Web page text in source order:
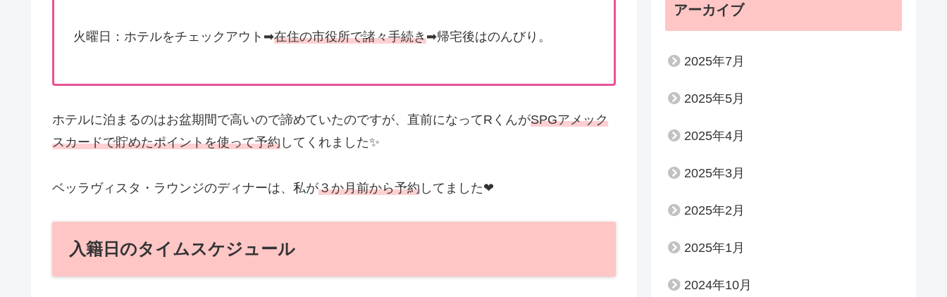
火曜日：ホテルをチェックアウト➡在住の市役所で諸々手続き➡帰宅後はのんびり。
ホテルに泊まるのはお盆期間で高いので諦めていたのですが、直前になってRくんがSPGアメック
スカードで貯めたポイントを使って予約 してくれました✨
ベッラヴィスタ・ラウンジのディナーは、私が３か月前から予約 してました❤
入籍日のタイムスケジュール
アーカイブ
2025年7月
2025年5月
2025年4月
2025年3月
2025年2月
2025年1月
2024年10月